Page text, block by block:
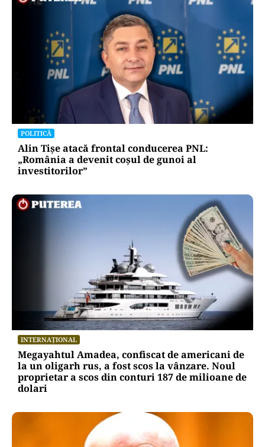
POLITICĂ
Alin Tișe atacă frontal conducerea PNL:
„România a devenit coșul de gunoi al
investitorilor”
INTERNAȚIONAL
Megayahtul Amadea, confiscat de americani de
la un oligarh rus, a fost scos la vânzare. Noul
proprietar a scos din conturi 187 de milioane de
dolari